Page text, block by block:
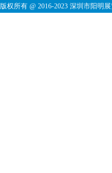
版权所有 @ 2016-2023 深圳市阳明